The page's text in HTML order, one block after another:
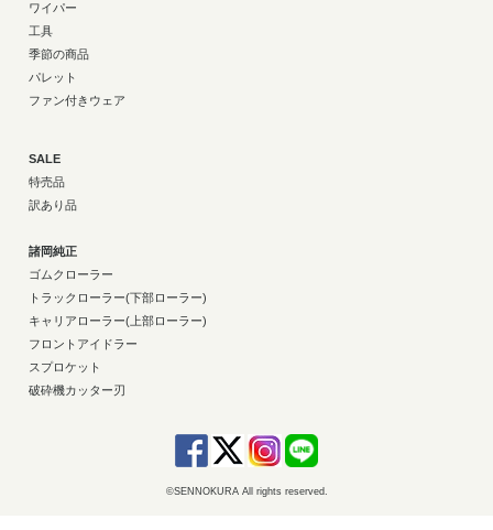
ワイパー
工具
季節の商品
パレット
ファン付きウェア
SALE
特売品
訳あり品
諸岡純正
ゴムクローラー
トラックローラー(下部ローラー)
キャリアローラー(上部ローラー)
フロントアイドラー
スプロケット
破砕機カッター刃
©SENNOKURA All rights reserved.